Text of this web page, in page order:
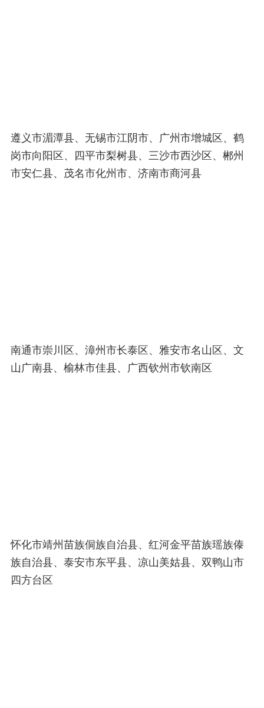
遵义市湄潭县、无锡市江阴市、广州市增城区、鹤
岗市向阳区、四平市梨树县、三沙市西沙区、郴州
市安仁县、茂名市化州市、济南市商河县
南通市崇川区、漳州市长泰区、雅安市名山区、文
山广南县、榆林市佳县、广西钦州市钦南区
怀化市靖州苗族侗族自治县、红河金平苗族瑶族傣
族自治县、泰安市东平县、凉山美姑县、双鸭山市
四方台区